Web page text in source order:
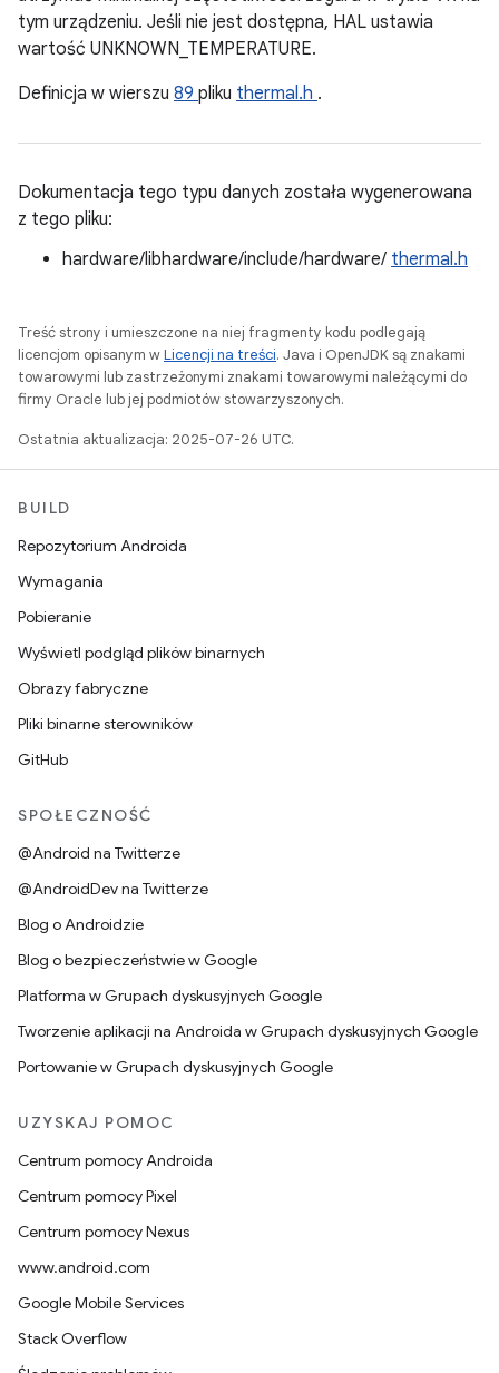
tym urządzeniu. Jeśli nie jest dostępna, HAL ustawia
wartość UNKNOWN_TEMPERATURE.
Definicja w wierszu 89 pliku thermal.h .
Dokumentacja tego typu danych została wygenerowana
z tego pliku:
hardware/libhardware/include/hardware/ thermal.h
Treść strony i umieszczone na niej fragmenty kodu podlegają
licencjom opisanym wLicencji na treści. Java i OpenJDK są znakami
towarowymi lub zastrzeżonymi znakami towarowymi należącymi do
firmy Oracle lub jej podmiotów stowarzyszonych.
Ostatnia aktualizacja: 2025-07-26 UTC.
BUILD
Repozytorium Androida
Wymagania
Pobieranie
Wyświetl podgląd plików binarnych
Obrazy fabryczne
Pliki binarne sterowników
GitHub
SPOŁECZNOŚĆ
@Android na Twitterze
@AndroidDev na Twitterze
Blog o Androidzie
Blog o bezpieczeństwie w Google
Platforma w Grupach dyskusyjnych Google
Tworzenie aplikacji na Androida w Grupach dyskusyjnych Google
Portowanie w Grupach dyskusyjnych Google
UZYSKAJ POMOC
Centrum pomocy Androida
Centrum pomocy Pixel
Centrum pomocy Nexus
www.android.com
Google Mobile Services
Stack Overflow